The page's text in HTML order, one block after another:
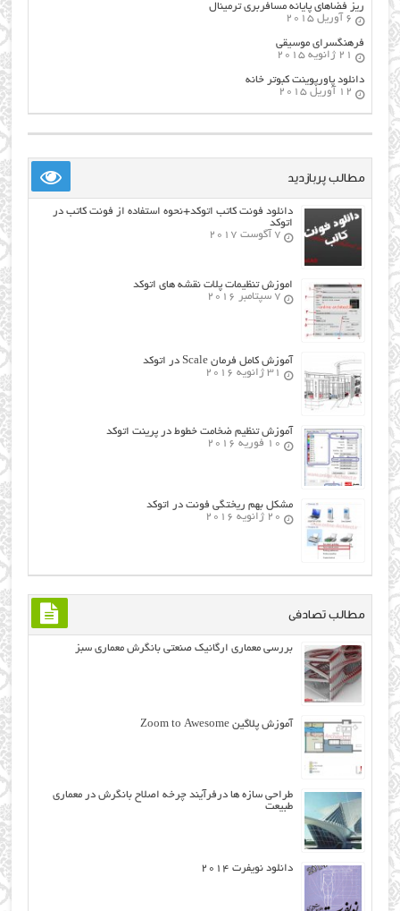
ریز فضاهای پایانه مسافربری ترمینال
6 آوریل 2015
فرهنگسراي موسيقي
21 ژانویه 2015
دانلود پاورپوینت کبوتر خانه
12 آوریل 2015
مطالب پربازدید
دانلود فونت کاتب اتوکد+نحوه استفاده از فونت کاتب در
اتوکد
7 آگوست 2017
اموزش تنظیمات پلات نقشه های اتوکد
7 سپتامبر 2016
آموزش کامل فرمان Scale در اتوکد
31 ژانویه 2016
آموزش تنظیم ضخامت خطوط در پرینت اتوکد
10 فوریه 2016
مشکل بهم ریختگی فونت در اتوکد
20 ژانویه 2016
مطالب تصادفی
بررسی معماری ارگانيك صنعتي بانگرش معماری سبز
آموزش پلاگین Zoom to Awesome
طراحي سازه ها درفرآیند چرخه اصلاح بانگرش در معماری
طبیعت
دانلود نویفرت ۲۰۱۴